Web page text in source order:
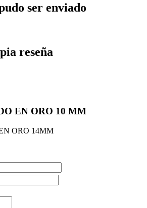
ser enviado
reseña
EN ORO 10 MM
ORO 14MM